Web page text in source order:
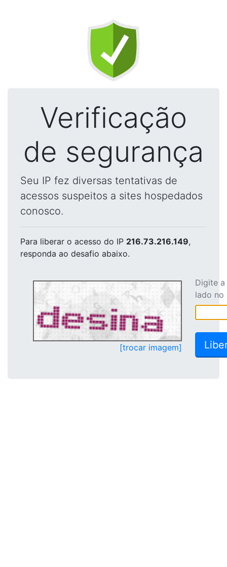
Verificação
de segurança
Seu IP fez diversas tentativas de
acessos suspeitos a sites hospedados
conosco.
Para liberar o acesso do IP 216.73.216.149,
responda ao desafio abaixo.
[trocar imagem]
Digite
lado no